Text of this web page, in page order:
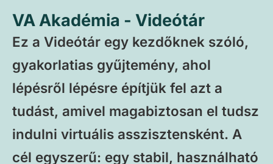
VA Akadémia - Videótár
Ez a Videótár egy kezdőknek szóló,
gyakorlatias gyűjtemény, ahol
lépésről lépésre építjük fel azt a
tudást, amivel magabiztosan el tudsz
indulni virtuális asszisztensként. A
cél egyszerű: egy stabil, használható